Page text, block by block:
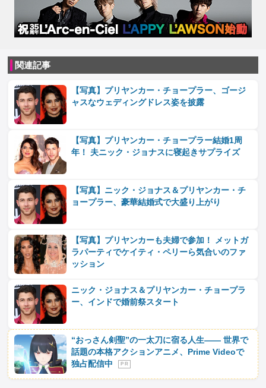
関連記事
【写真】プリヤンカー・チョープラー、ゴージ
ャスなウェディングドレス姿を披露
【写真】プリヤンカー・チョープラー結婚1周
年！ 夫ニック・ジョナスに寝起きサプライズ
【写真】ニック・ジョナス＆プリヤンカー・チ
ョープラー、豪華結婚式で大盛り上がり
【写真】プリヤンカーも夫婦で参加！ メットガ
ラパーティでケイティ・ペリーら気合いのファ
ッション
ニック・ジョナス＆プリヤンカー・チョープラ
ー、インドで婚前祭スタート
“おっさん剣聖”の一太刀に宿る人生―― 世界で
話題の本格アクションアニメ、Prime Videoで
独占配信中
P R